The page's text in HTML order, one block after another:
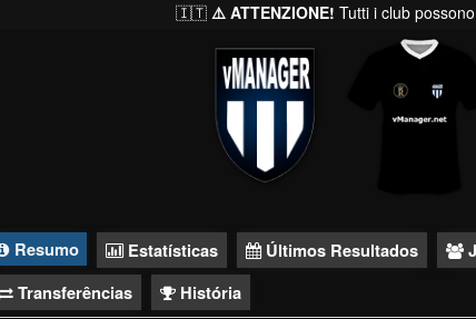
🇮🇹 ⚠️ ATTENZIONE! Tutti i club
Resumo Estatísticas Últimos Resultados
Transferências
História